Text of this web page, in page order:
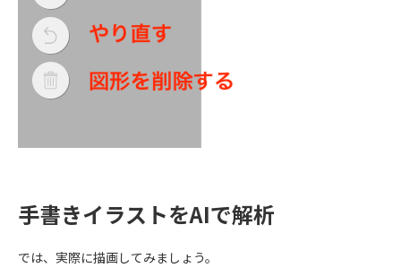
手書きイラストをAIで解析
では、実際に描画してみましょう。